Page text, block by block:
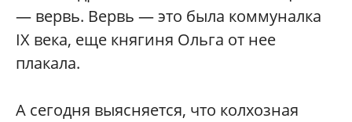
— вервь. Вервь — это была коммуналка
IX века, еще княгиня Ольга от нее
плакала.
А сегодня выясняется, что колхозная